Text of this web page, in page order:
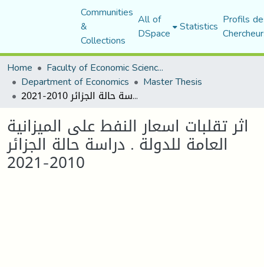
Communities
&
Collections
All of
DSpace Statistics Profils
Home
Faculty of Economic Sciences, Commerce and Management Sciences
Department of Economics Master Thesis
اثر تقلبات اسعار النفط على الميزانية العامة للدولة . دراسة حالة الجزائر 2010-2021
اثر تقلبات اسعار النفط على الميزانية
العامة للدولة . دراسة حالة الجزائر
2010-2021